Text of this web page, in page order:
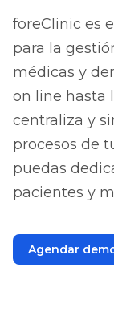
foreClinic es
para la
médicas y
on line hasta
centraliza y
procesos de
puedas
pacientes y
Agendar